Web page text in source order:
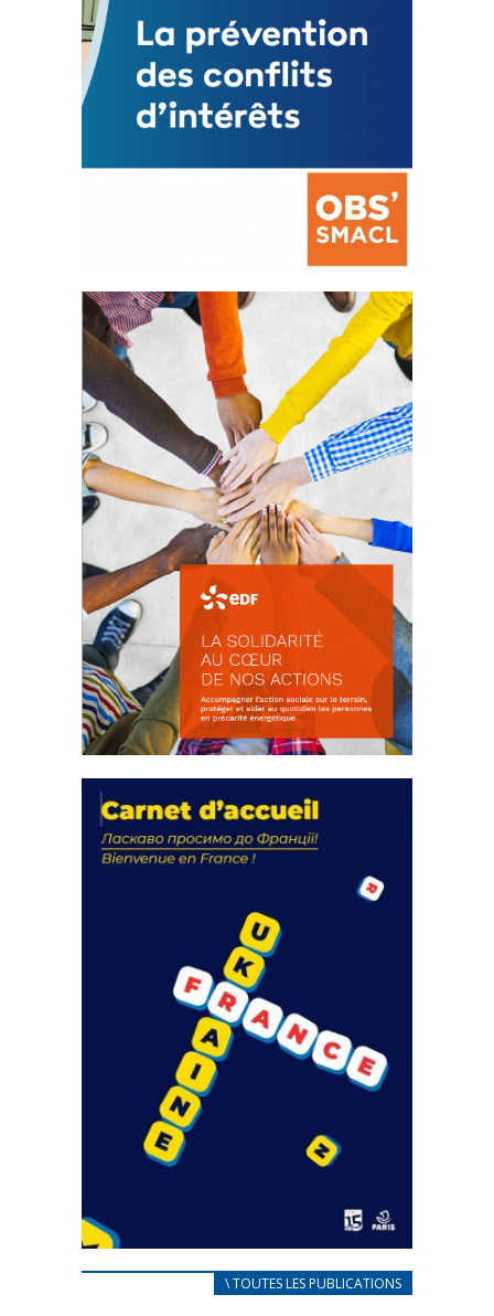
La prévention des conflits
d’intérêts
18 septembre 2023
FEUILLETER
actions
18 septembre 2023
FEUILLETER
CARNET D’ACCUEIL\ TOUTES LES PUBLICATIONS